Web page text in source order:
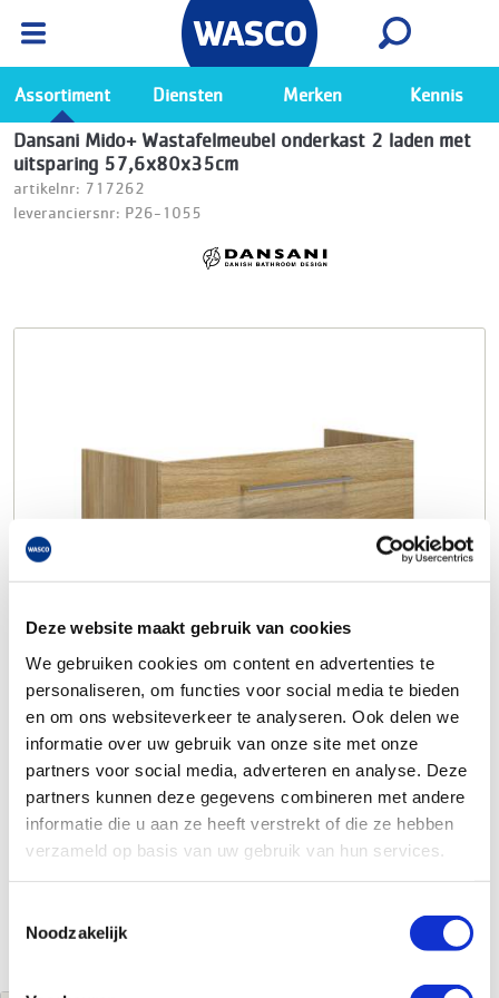
Deze website maakt gebruik van cookies
We gebruiken cookies om content en advertenties te
personaliseren, om functies voor social media te bieden
en om ons websiteverkeer te analyseren. Ook delen we
informatie over uw gebruik van onze site met onze
partners voor social media, adverteren en analyse. Deze
partners kunnen deze gegevens combineren met andere
informatie die u aan ze heeft verstrekt of die ze hebben
verzameld op basis van uw gebruik van hun services.
Noodzakelijk
Ga naar de Wasco app
Bekijk
Assortiment Diensten Merken Kennis
Dansani Mido+ Wastafelmeubel onderkast 2 laden met
uitsparing 57,6x80x35cm
artikelnr: 717262
leveranciersnr: P26-1055